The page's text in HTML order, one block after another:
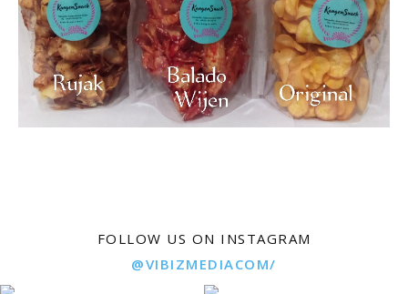
FOLLOW US ON INSTAGRAM
@VIBIZMEDIACOM/